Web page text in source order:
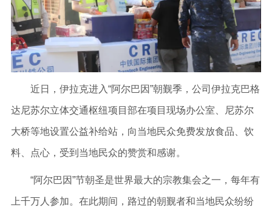
近日，伊拉克进入“阿尔巴因”朝觐季，公司伊拉克巴格
达尼苏尔立体交通枢纽项目部在项目现场办公室、尼苏尔
大桥等地设置公益补给站，向当地民众免费发放食品、饮
料、点心，受到当地民众的赞赏和感谢。
“阿尔巴因”节朝圣是世界最大的宗教集会之一，每年有
上千万人参加。在此期间，路过的朝觐者和当地民众纷纷